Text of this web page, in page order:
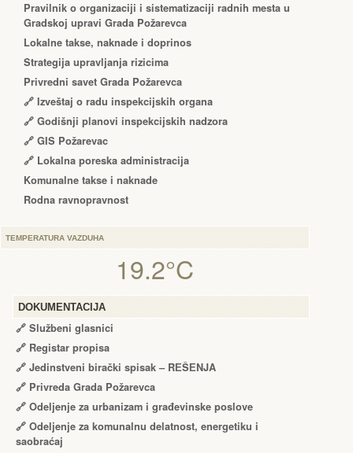
Pravilnik o organizaciji i sistematizaciji radnih mesta u
Gradskoj upravi Grada Požarevca
Lokalne takse, naknade i doprinos
Strategija upravljanja rizicima
Privredni savet Grada Požarevca
🔗 Izveštaj o radu inspekcijskih organa
🔗 Godišnji planovi inspekcijskih nadzora
🔗 GIS Požarevac
🔗 Lokalna poreska administracija
Komunalne takse i naknade
Rodna ravnopravnost
TEMPERATURA VAZDUHA
19.2°C
DOKUMENTACIJA
🔗 Službeni glasnici
🔗 Registar propisa
🔗 Jedinstveni birački spisak – RЕŠЕNJA
🔗 Privreda Grada Požarevca
🔗 Odeljenje za urbanizam i građevinske poslove
🔗 Odeljenje za komunalnu delatnost, energetiku i
saobraćaj